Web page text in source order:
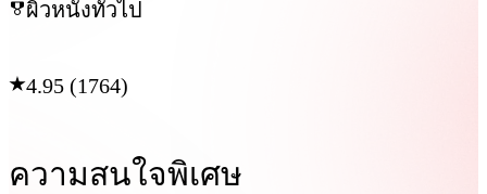
ผิวหนังทั่วไป
4.95 (1764)
ความสนใจพิเศษ